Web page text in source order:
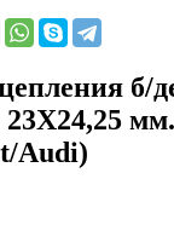
б/
Audi)